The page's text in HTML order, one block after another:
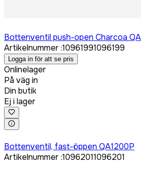
Bottenventil push-open Charcoa
Artikelnummer:10961991096199
Logga in för att se pris
Onlinelager
På väg in
Din butik
Ej i lager
Bottenventil, fast-öppen QA1200P
Artikelnummer:10962011096201